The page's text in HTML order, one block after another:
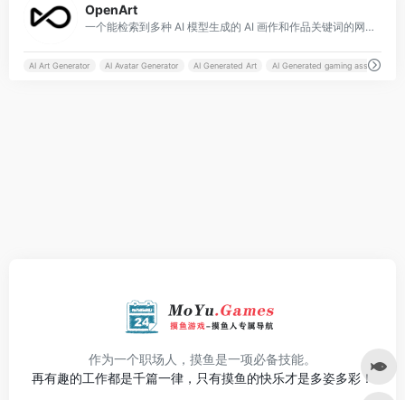
OpenArt
一个能检索到多种 AI 模型生成的 AI 画作和作品关键词的网站，同样支持关键词搜索，可以为创作者提供创作灵感。
AI Art Generator AI Avatar Generator AI Generated Art AI Generated gaming assets
作为一个职场人，摸鱼是一项必备技能。
再有趣的工作都是千篇一律，只有摸鱼的快乐才是多姿多彩！